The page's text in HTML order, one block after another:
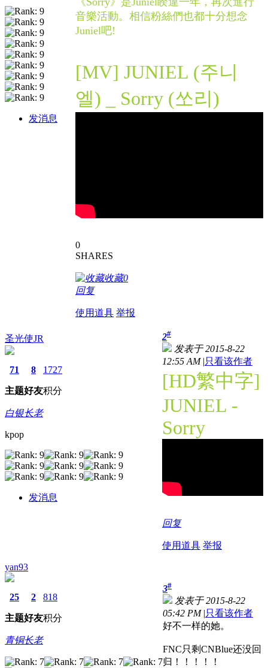
发消息
音樂活動。相信粉絲們也都十分想念
Juniel吧!
[MV] JUNIEL (주니
엘) _ Sorry (쏘리)
0
SHARES
收藏0
回复
使用道具 举报
圣光使JR
71
主题
8
好友
1727
积分
白银长老
kpop
发消息
2#
发表于 2015-8-22
12:55 AM |只看该作者
[HD繁中字]
JUNIEL -
Sorry
回复
使用道具 举报
yan93
25
主题
2
好友
818
积分
青铜长老
3#
发表于 2015-8-22
05:42 PM |只看该作者
好不一样的她。
FNC只剩CNBlue还没回
归！！！！！